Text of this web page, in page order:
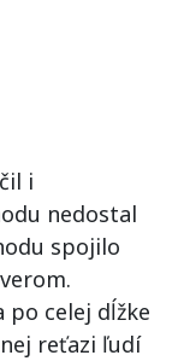
i
nedostal
spojilo
po celej dĺžke
reťazi ľudí